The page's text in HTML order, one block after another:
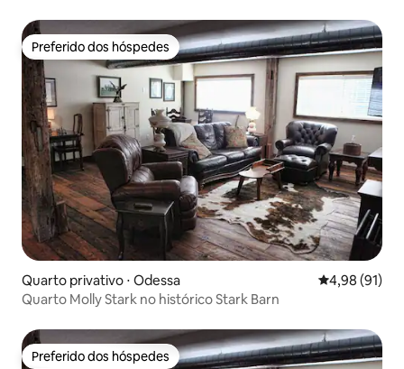
Preferido dos hóspedes
Preferido dos hóspedes
Quarto privativo ⋅ Odessa 4,98 de uma
4,98 (91)
Quarto Molly Stark no histórico Stark Barn
Preferido dos hóspedes
Preferido dos hóspedes